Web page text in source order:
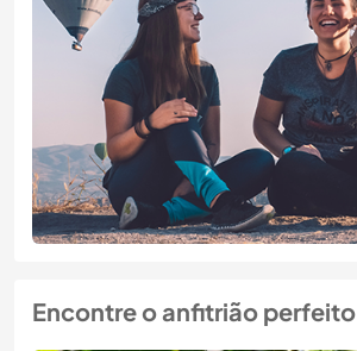
Encontre o anfitrião perfeito